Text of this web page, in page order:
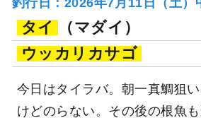
釣行日：2026年7月11日（土）
タイ
（マダイ）
ウッカリカサゴ
今日はタイラバ。朝一真鯛狙